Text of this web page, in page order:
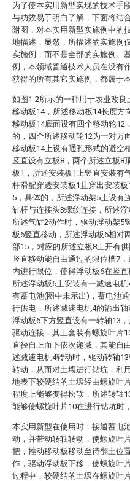
为了使本实用新型实现的技术手
与功效易于明白了解，下面将结
附图，对本实用新型实施例中的
地描述，显然，所描述的实施例
实施例，而不是全部的实施例。
例，本领域普通技术人员在没有
获得的所有其它实施例，都属于
如图1-2所示的一种用于农业改
移动板14，所述移动板14长度方
移动板14底面设有四个移动轮12
的，四个所述移动轮12为一对万
移动板14上设有通孔形式的避空
竖直设有立板8，两个所述立板8
板1，所述安装板1上竖直安装有
杆滑配穿透安装板1且穿出安装
5，具体的，所述浮动架5上设有
缸杆与连接头3螺纹连接，所述浮
所述气缸2动作时，驱动浮动架5
板6竖直移动，所述浮动板6相对
部15，对应的所述立板8上开有
竖直移动能自由通过的限位槽7
内进行限位，使得浮动板6在竖
所述浮动板6上安装有一减速电
有蓄电池(图中未示出)，蓄电池
行供电，所述减速电机4的输出
浮动板6下方竖直设有一转轴13
驱动连接，其上套装有螺旋叶片
直径自上而下依次递减，其能自
述减速电机4转动时，驱动转轴
转动，从而对土壤进行钻坑，利
地表下较硬结的土壤经由螺旋叶
程度上能够变得松软，所述转轴
能够使螺旋叶片10在进行钻坑时
本实用新型在使用时：接通蓄电
动，并带动转轴转动，使螺旋叶
把，推动移动板移动至待翻土位
作，驱动浮动板下移，使螺旋叶
过程中，较硬结的土壤在螺旋叶